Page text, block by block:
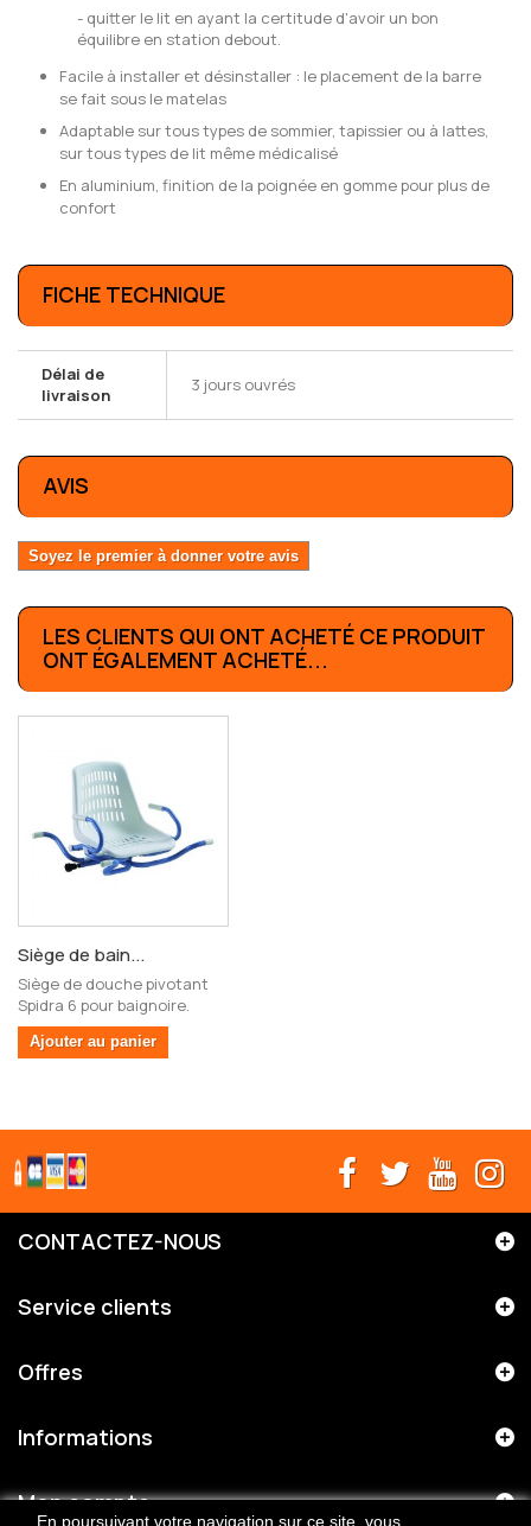
- quitter le lit en ayant la certitude d'avoir un bon
équilibre en station debout.
Facile à installer et désinstaller : le placement de la barre
se fait sous le matelas
Adaptable sur tous types de sommier, tapissier ou à lattes,
sur tous types de lit même médicalisé
En aluminium, finition de la poignée en gomme pour plus de
confort
FICHE TECHNIQUE
Délai de
livraison
3 jours ouvrés
AVIS
Soyez le premier à donner votre avis
LES CLIENTS QUI ONT ACHETÉ CE PRODUIT
ONT ÉGALEMENT ACHETÉ...
Siège de bain...
Siège de douche pivotant
Spidra 6 pour baignoire.
Ajouter au panier
CONTACTEZ-NOUS
Service clients
Offres
Informations
Mon compte
En poursuivant votre navigation sur ce site, vous